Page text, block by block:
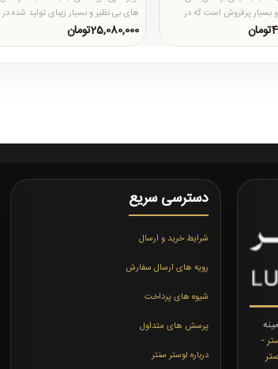
بسیار پرفروش است که در
میگردد و ا..
های بی نظیر و بسیار زیبای تولید شده در
لوستر سنتر است که یک ا..
25,080,000تومان
-
دسترسی سریع
شرایط خرید و ارسال
رویه های ارسال سفارش
شیوه های پرداخت
پرسش های متداول
درباره لوستر سنتر